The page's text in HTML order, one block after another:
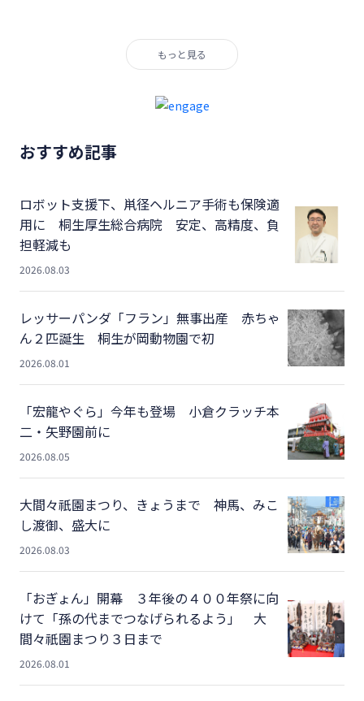
もっと見る
おすすめ記事
ロボット支援下、鼡径ヘルニア手術も保険適
用に 桐生厚生総合病院 安定、高精度、負
担軽減も
2026.08.03
レッサーパンダ「フラン」無事出産 赤ちゃ
ん２匹誕生 桐生が岡動物園で初
2026.08.01
「宏龍やぐら」今年も登場 小倉クラッチ本
二・矢野園前に
2026.08.05
大間々祇園まつり、きょうまで 神馬、みこ
し渡御、盛大に
2026.08.03
「おぎょん」開幕 ３年後の４００年祭に向
けて「孫の代までつなげられるよう」 大
間々祇園まつり３日まで
2026.08.01